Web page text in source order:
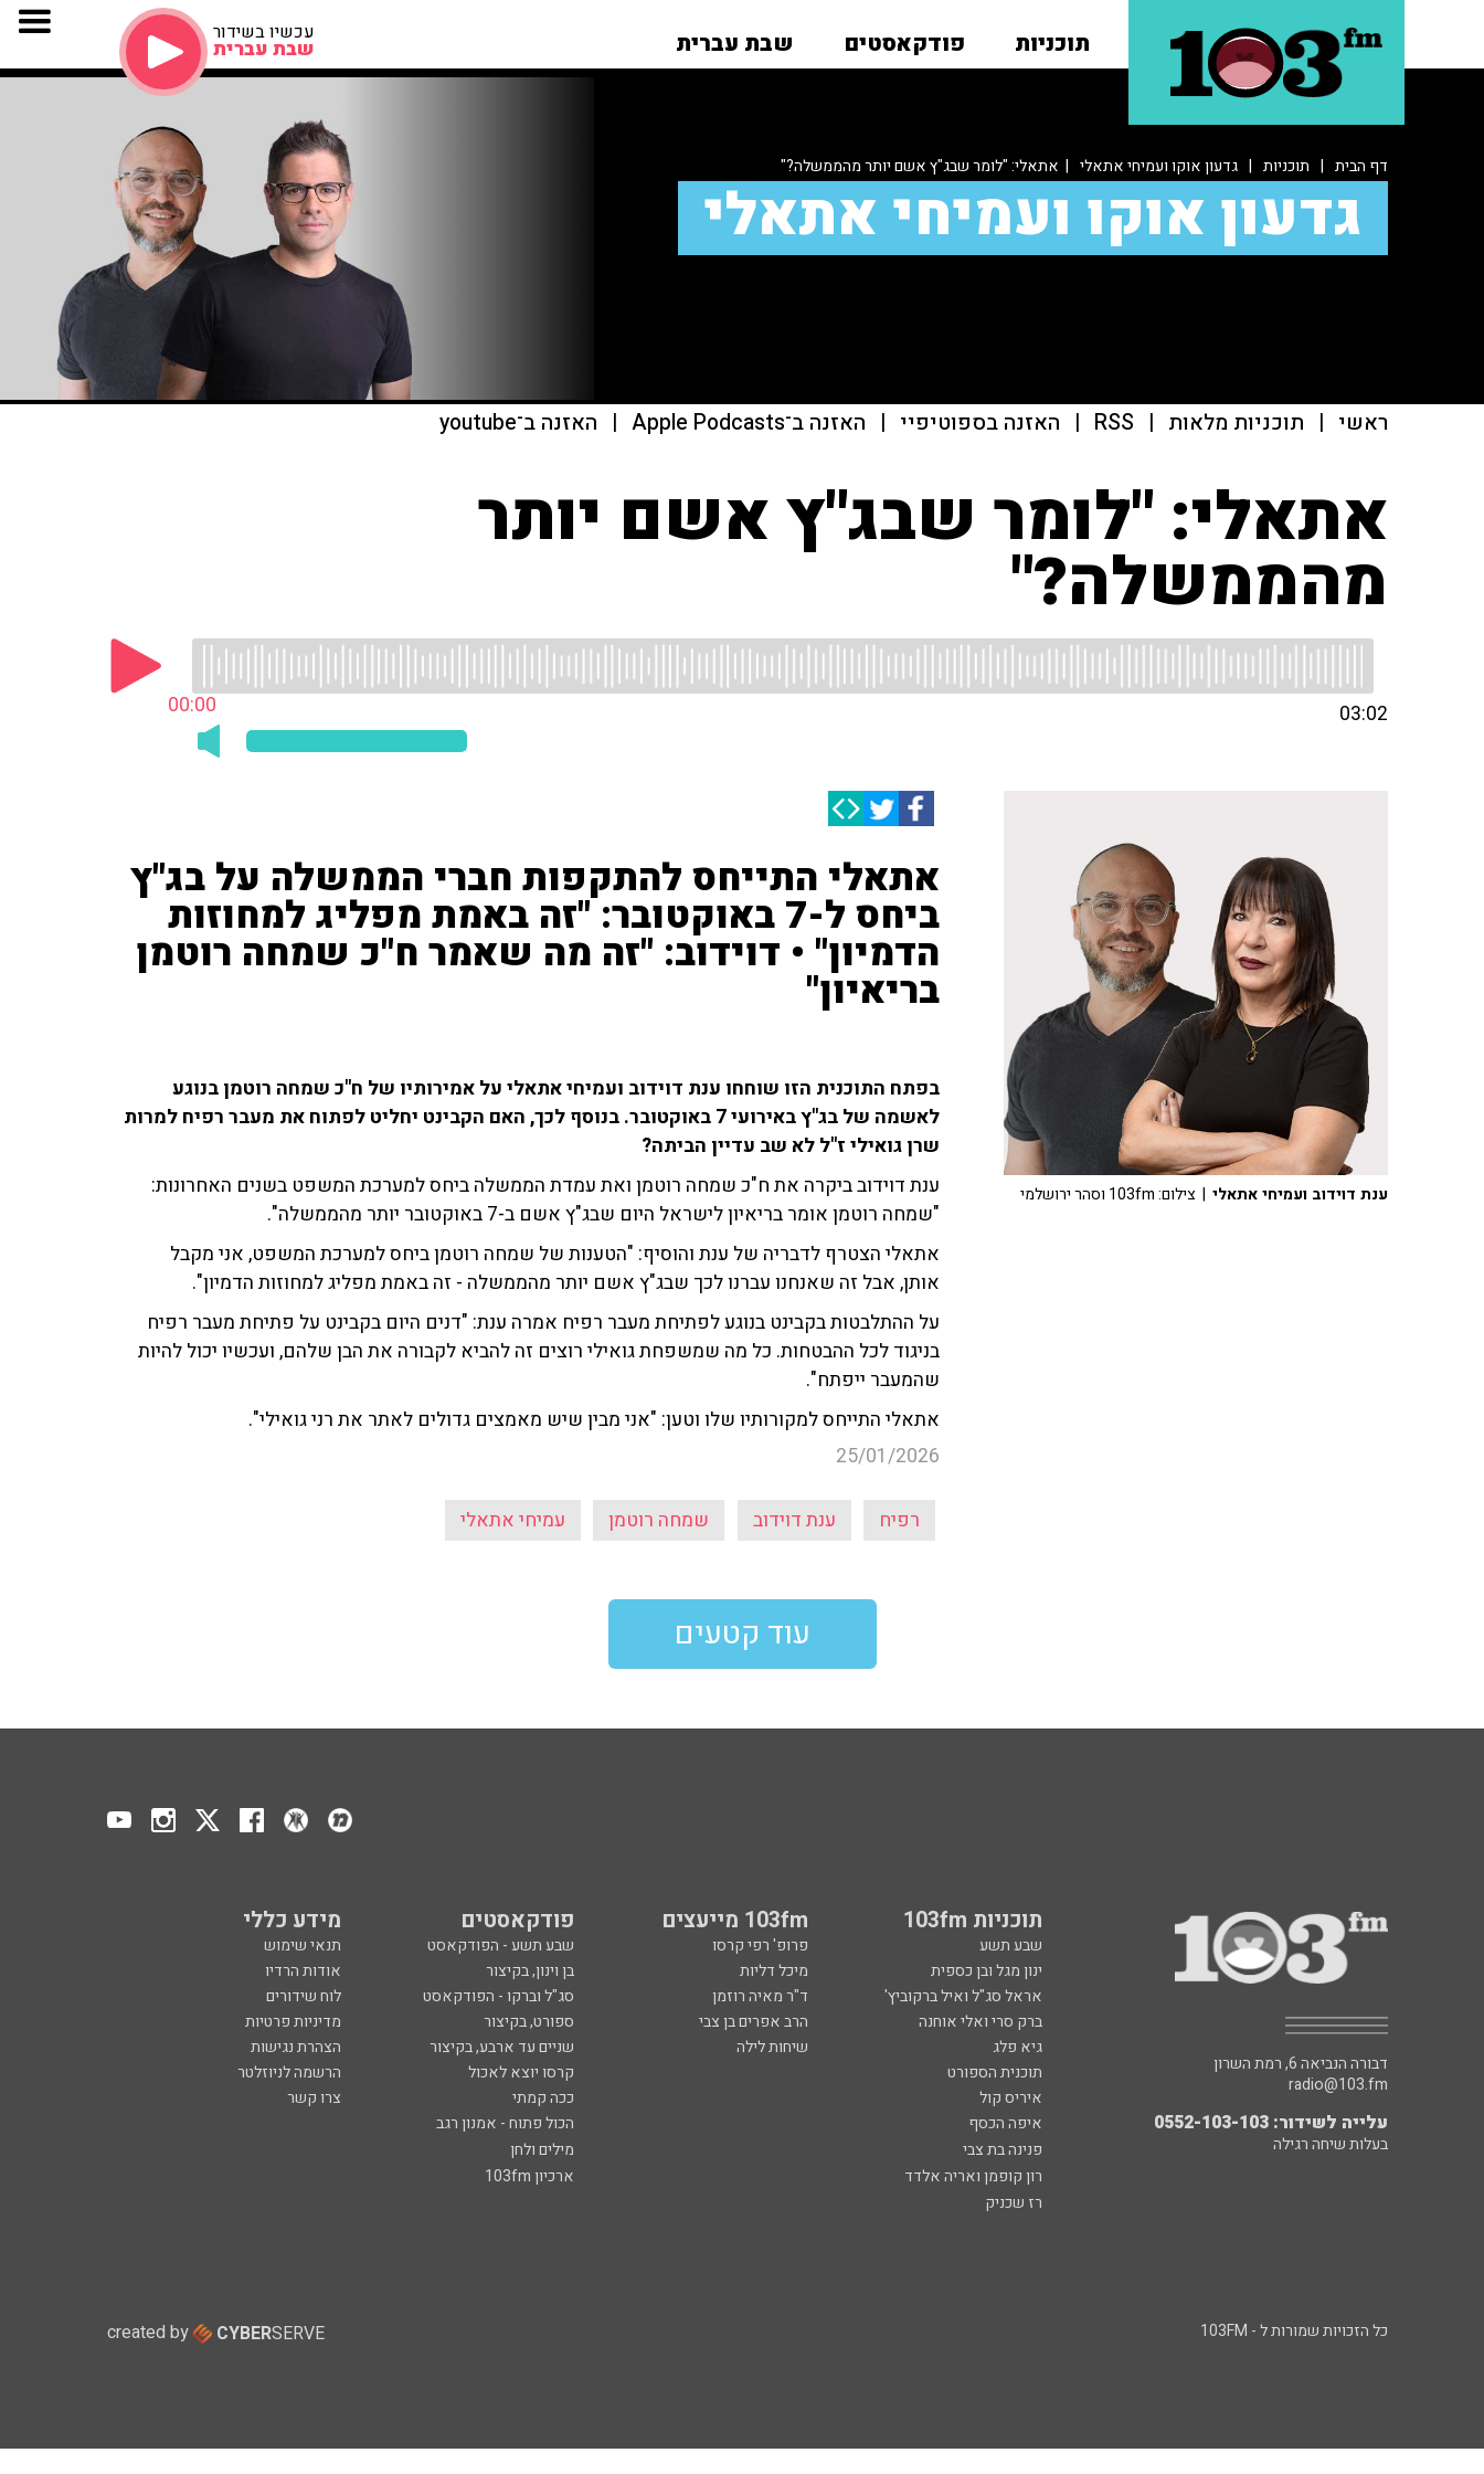
תוכניות פודקאסטים שבת עברית עכשיו בשידור
שבת עברית
דף הבית | תוכניות | גדעון אוקו ועמיחי אתאלי | אתאלי: "לומר שבג"ץ אשם יותר מהממשלה?"
גדעון אוקו ועמיחי אתאלי
ראשי | תוכניות מלאות |
RSS
| האזנה בספוטיפיי | האזנה ב־Apple Podcasts | האזנה ב־youtube
אתאלי: "לומר שבג"ץ אשם יותר
מהממשלה?"
00:00 03:02
אתאלי התייחס להתקפות חברי הממשלה על בג"ץ
ביחס ל-7 באוקטובר: "זה באמת מפליג למחוזות
הדמיון" • דוידוב: "זה מה שאמר ח"כ שמחה רוטמן
בריאיון"
בפתח התוכנית הזו שוחחו ענת דוידוב ועמיחי אתאלי על אמירותיו של ח"כ שמחה רוטמן בנוגע
לאשמה של בג"ץ באירועי 7 באוקטובר. בנוסף לכך, האם הקבינט יחליט לפתוח את מעבר רפיח למרות
שרן גואילי ז"ל לא שב עדיין הביתה?
ענת דוידוב ביקרה את ח"כ שמחה רוטמן ואת עמדת הממשלה ביחס למערכת המשפט בשנים האחרונות:
"שמחה רוטמן אומר בריאיון לישראל היום שבג"ץ אשם ב-7 באוקטובר יותר מהממשלה".
אתאלי הצטרף לדבריה של ענת והוסיף: "הטענות של שמחה רוטמן ביחס למערכת המשפט, אני מקבל
אותן, אבל זה שאנחנו עברנו לכך שבג"ץ אשם יותר מהממשלה - זה באמת מפליג למחוזות הדמיון".
על ההתלבטות בקבינט בנוגע לפתיחת מעבר רפיח אמרה ענת: "דנים היום בקבינט על פתיחת מעבר רפיח
בניגוד לכל ההבטחות. כל מה שמשפחת גואילי רוצים זה להביא לקבורה את הבן שלהם, ועכשיו יכול להיות
שהמעבר ייפתח".
אתאלי התייחס למקורותיו שלו וטען: "אני מבין שיש מאמצים גדולים לאתר את רני גואילי".
25/01/2026
רפיח ענת דוידוב שמחה רוטמן עמיחי אתאלי
ענת דוידוב ועמיחי אתאלי | צילום: 103fm וסהר ירושלמי
עוד קטעים
תוכניות 103fm 103fm מייעצים פודקאסטים מידע כללי
שבע תשע פרופ' רפי קרסו שבע תשע - הפודקאסט
תנאי שימוש
ינון מגל ובן כספית
מיכל דליות בן וינון, בקיצור
אודות הרדיו
אראל סג"ל ואיל ברקוביץ'
ד"ר מאיה רוזמן סג"ל וברקו - הפודקאסט
לוח שידורים
ברק סרי ואלי אוחנה
הרב אפרים בן צבי ספורט, בקיצור
מדיניות פרטיות
גיא פלג
שיחות לילה שניים עד ארבע, בקיצור
הצהרת נגישות
תוכנית הספורט
קרסו יוצא לאכול
הרשמה לניוזלטר
איריס קול
ככה קמתי
צרו קשר
איפה הכסף
הכול פתוח - אמנון רגב
פנינה בת צבי
מילים ולחן
רון קופמן ואריה אלדד
ארכיון 103fm
רז שכניק
דבורה הנביאה 6, רמת השרון
radio@103.fm
עלייה לשידור: 0552-103-103
בעלות שיחה רגילה
כל הזכויות שמורות ל - 103FM created by CYBERSERVE